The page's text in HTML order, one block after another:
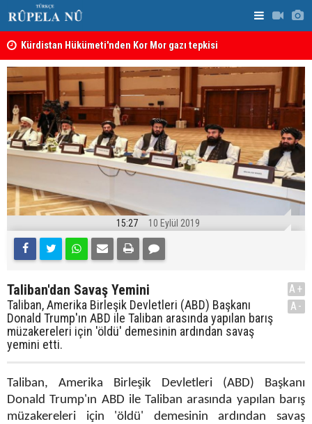
Kürdistan Hükümeti'nden Kor Mor gazı tepkisi
15:27 10 Eylül 2019
Taliban'dan Savaş Yemini
Taliban, Amerika Birleşik Devletleri (ABD) Başkanı
Donald Trump'ın ABD ile Taliban arasında yapılan barış
müzakereleri için 'öldü' demesinin ardından savaş
yemini etti.
A+
A-
Taliban, Amerika Birleşik Devletleri (ABD) Başkanı
Donald Trump'ın ABD ile Taliban arasında yapılan barış
müzakereleri için 'öldü' demesinin ardından savaş